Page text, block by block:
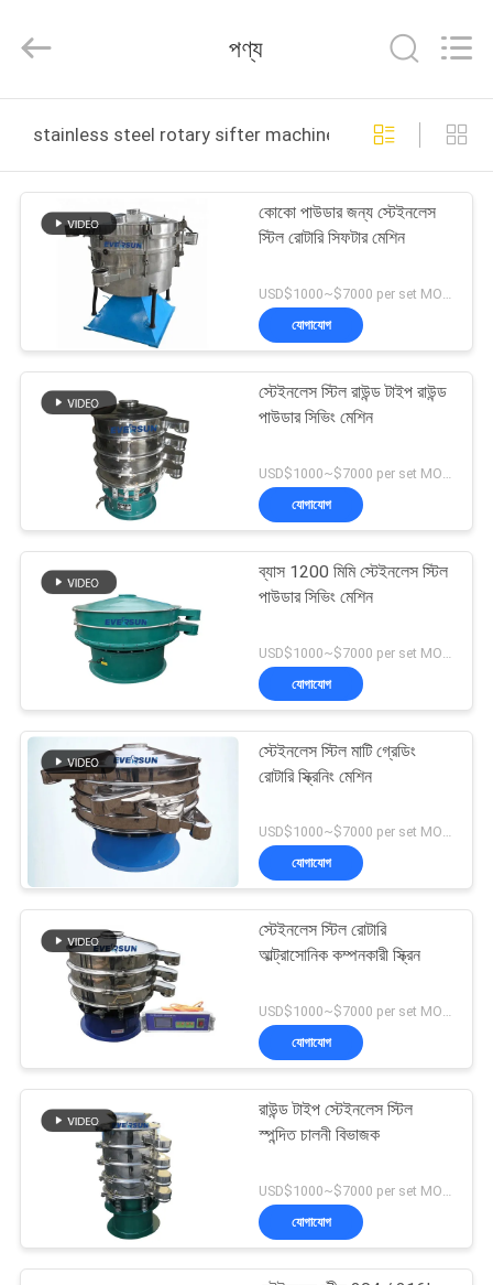
পণ্য
আমাদের
সম্পর্কে
নিয়ন্ত্রণ
করুন
উদ্ধৃতির
আবেদন
সাইটম্যাপ
গোপনীয়তা
নীতি
Reserved.
পণ্য
stainless steel rotary sifter machine অনলাইন উত্পাদন
কোকো পাউডার জন্য স্টেইনলেস
স্টিল রোটারি সিফটার মেশিন
USD$1000~$7000 per set MOQ:1 সেট
যোগাযোগ
স্টেইনলেস স্টিল রাউন্ড টাইপ রাউন্ড
পাউডার সিভিং মেশিন
যোগাযোগ
ব্যাস 1200 মিমি স্টেইনলেস স্টিল
পাউডার সিভিং মেশিন
যোগাযোগ
স্টেইনলেস স্টিল মাটি গ্রেডিং
রোটারি স্ক্রিনিং মেশিন
USD$1000~$7000 per set MOQ:1 সেট
যোগাযোগ
স্টেইনলেস স্টিল রোটারি
আল্ট্রাসোনিক কম্পনকারী স্ক্রিন
USD$1000~$7000 per set MOQ:1 সেট
যোগাযোগ
রাউন্ড টাইপ স্টেইনলেস স্টিল
স্পন্দিত চালনী বিভাজক
যোগাযোগ